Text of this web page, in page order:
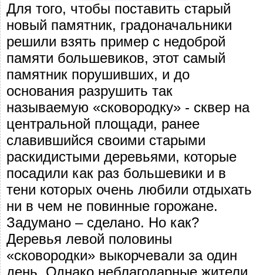
Для того, чтобы поставить старый
новый памятник, градоначальники
решили взять пример с недоброй
памяти большевиков, этот самый
памятник порушивших, и до
основания разрушить так
называемую «сковородку» - сквер на
центральной площади, ранее
славившийся своими старыми
раскидистыми деревьями, которые
посадили как раз большевики и в
тени которых очень любили отдыхать
ни в чем не повинные горожане.
Задумано – сделано. Но как?
Деревья левой половины
«сковородки» выкорчевали за один
день. Однако неблагодарные жители